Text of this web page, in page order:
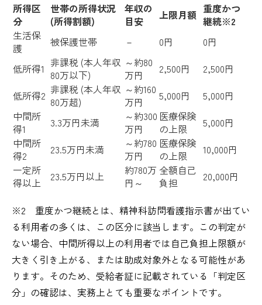
所得区
分
世帯の所得状況
(所得割額)
年収の
目安
上限月額 重度かつ
継続※2
生活保
護
被保護世帯 － 0円
0円
低所得1 非課税 (本人年収
80万以下)
～約80
万円
2,500円
2,500円
低所得2 非課税 (本人年収
80万超)
～約160
万円
5,000円
5,000円
中間所
得1
3.3万円未満
～約300
万円
医療保険
の上限
5,000円
中間所
得2
23.5万円未満
～約780
万円
医療保険
の上限
10,000円
一定所
得以上
23.5万円以上
約780万
円～
全額自己
負担
20,000円
※2 重度かつ継続とは、精神科訪問看護指示書が出てい
る利用者の多くは、この区分に該当します。この判定が
ない場合、中間所得以上の利用者では自己負担上限額が
大きく引き上がる、または助成対象外となる可能性があ
ります。そのため、受給者証に記載されている「判定区
分」の確認は、実務上とても重要なポイントです。